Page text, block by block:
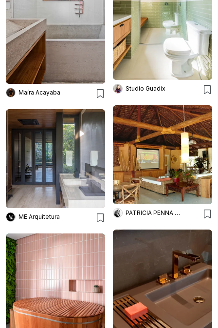
Studio Guadix
Maíra Acayaba
PATRICIA PENNA ARQUITETURA
ME Arquitetura